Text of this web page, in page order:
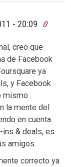
- 20:09
creo que
de Facebook
ya
y Facebook
mismo
la mente del
en cuenta
ins & deals, es
amigos.
correcto ya